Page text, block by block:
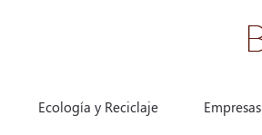
Ecología y Reciclaje Empresas